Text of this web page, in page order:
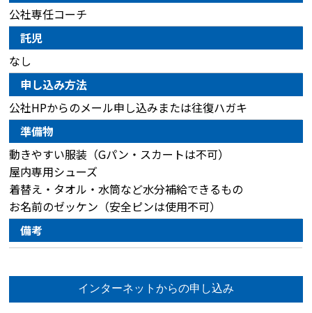
公社専任コーチ
託児
なし
申し込み方法
公社HPからのメール申し込みまたは往復ハガキ
準備物
動きやすい服装（Gパン・スカートは不可）
屋内専用シューズ
着替え・タオル・水筒など水分補給できるもの
お名前のゼッケン（安全ピンは使用不可）
備考